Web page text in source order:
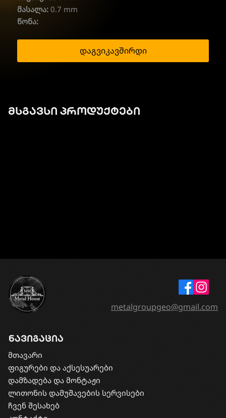
მასალა: 0.7 mm
წონა:
დაგვიკავშირდი
მსგავსი პროდუქტები
ნავიგაცია
მთავარი
ფიგურები და აქსესუარები
დამზადება და მონტაჟი
​ლითონის დამუშავების სერვისები
ჩვენ შესახებ
metalgroupgeo@gmail.com